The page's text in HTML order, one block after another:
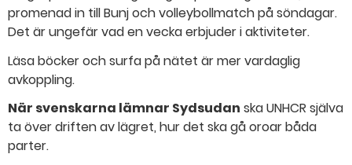
promenad in till Bunj och volleybollmatch på söndagar.
Det är ungefär vad en vecka erbjuder i aktiviteter.
Läsa böcker och surfa på nätet är mer vardaglig
avkoppling.
När svenskarna lämnar Sydsudan ska UNHCR själva
ta över driften av lägret, hur det ska gå oroar båda
parter.